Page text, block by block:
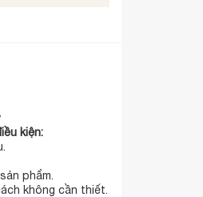
kiện:
phẩm.
không cần thiết.